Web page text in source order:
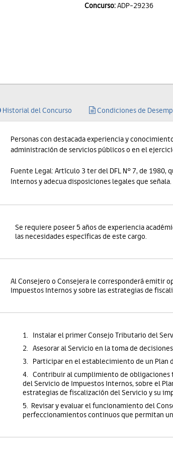
Concurso:ADP-29236
Historial del Concurso Condiciones de
Personas con destacada experiencia y
administración de servicios públicos o en el
Fuente Legal: Artículo 3 ter del DFL N° 7, de
Internos y adecua disposiciones legales que señala.
Se requiere poseer 5 años de experiencia
las necesidades específicas de este cargo.
Al Consejero o Consejera le corresponderá emitir
Impuestos Internos y sobre las estrategias de
1.
Instalar el primer Consejo Tributario del
2. Asesorar al Servicio en la toma de
3.
Participar en el establecimiento de un Plan
4. Contribuir al cumplimiento de obligaciones
del Servicio de Impuestos Internos, sobre el
estrategias de fiscalización del Servicio y su
5. Revisar y evaluar el funcionamiento del
perfeccionamientos continuos que permitan